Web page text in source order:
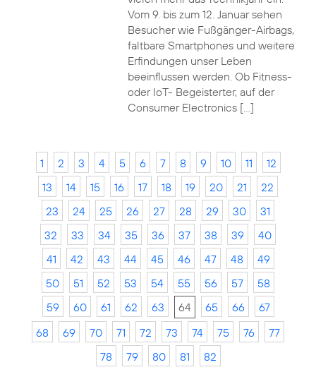
Vom 9. bis zum 12. Januar sehen
Besucher wie Fußgänger-Airbags,
faltbare Smartphones und weitere
Erfindungen unser Leben
beeinflussen werden. Ob Fitness-
oder IoT- Begeisterter, auf der
Consumer Electronics […]
1 2 3 4 5 6 7 8 9 10 11
12
13
14 15 16 17 18 19 20 21
22
23
24 25 26 27 28 29 30
31
32
33 34 35 36 37 38 39
40
41
42 43 44 45 46 47 48
49
50
51 52 53 54 55 56 57
58
59
60 61 62 63 64 65 66
67
68
69 70 71 72 73 74 75 76
77
78
79 80 81 82